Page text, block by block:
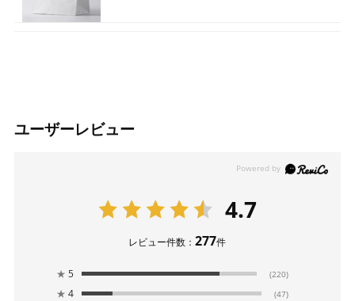
ユーザーレビュー
4.7
レビュー件数：277件
★ 5 (220)
★ 4 (47)